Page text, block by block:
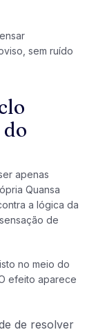
sem ruído
apenas
Quansa
a lógica da
de
no meio do
efeito aparece
de resolver